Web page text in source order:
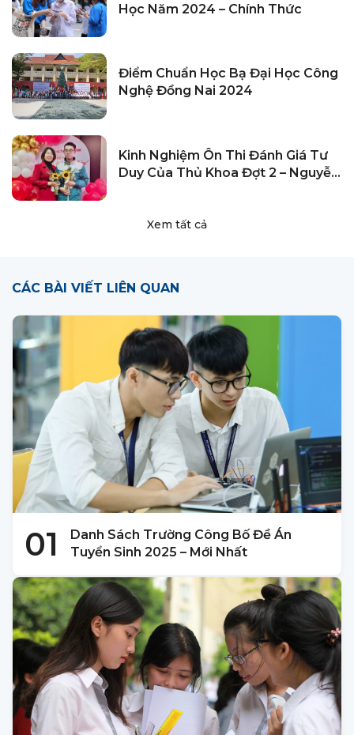
Học Năm 2024 – Chính Thức
Điểm Chuẩn Học Bạ Đại Học Công
Nghệ Đồng Nai 2024
Kinh Nghiệm Ôn Thi Đánh Giá Tư
Duy Của Thủ Khoa Đợt 2 – Nguyễn
Xem tất cả
CÁC BÀI VIẾT LIÊN QUAN
01
Danh Sách Trường Công Bố Đề Án
Tuyển Sinh 2025 – Mới Nhất